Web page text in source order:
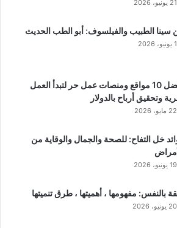
21 يونيو، 2026
سينا الطبيب والفيلسوف: أبو الطب الحديث
1 يونيو، 2026
أفضل 10 مواقع ومنصات عمل حر لتبدأ العمل
وتحقيق أرباح بالدولار
22 مايو، 2026
خل التفاح: للصحة والجمال والوقاية من
19 يونيو، 2026
بالنفس: مفهومها ، أهميتها ، طرق تنميتها
20 يونيو، 2026